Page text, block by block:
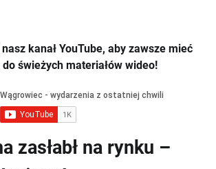
kanał YouTube, aby zawsze mieć
świeżych materiałów wideo!
zasłabł na rynku –